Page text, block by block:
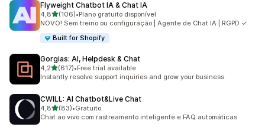
Flyweight Chatbot IA & Chat IA
4,8de 5 estrelas
(106)
106 total de avaliações
•Plano gratuito disponível
NOVO! Sem treino ou configuração | Agente de Chat IA | RGPD ✓
Built for Shopify
Gorgias: AI, Helpdesk & Chat
4,2de 5 estrelas
(617)
617 total de avaliações
•Free trial available
Instantly resolve support inquiries and grow your business.
CWILL: AI Chatbot&Live Chat
4,8de 5 estrelas
(83)
83 total de avaliações
•Gratuito
Chat ao vivo com rastreamento inteligente e FAQ automáticas